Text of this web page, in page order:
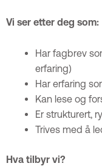
Vi ser etter deg som:
Har fagbrev
erfaring)
Har erfaring
Kan lese og
Er strukturert,
Trives med å
Hva tilbyr vi?